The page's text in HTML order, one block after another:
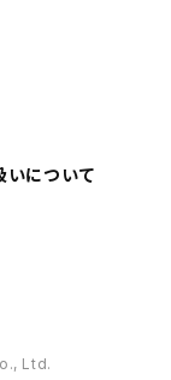
いについて
Ltd.